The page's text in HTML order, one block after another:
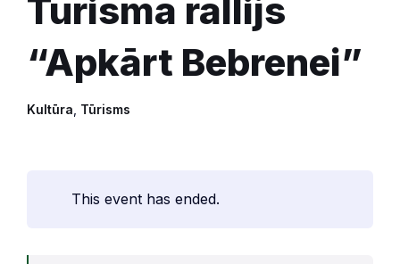
Tūrisma rallijs
“Apkārt Bebrenei”
Kultūra Tūrisms
This event has ended.